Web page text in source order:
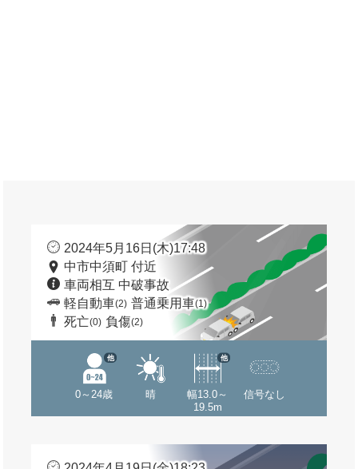
2024年5月16日(木)17:48
中市中須町 付近
車両相互 中破事故
軽自動車(2) 普通乗用車(1)
死亡(0) 負傷(2)
0～24歳
他
晴
幅13.0～
19.5m
他
信号なし